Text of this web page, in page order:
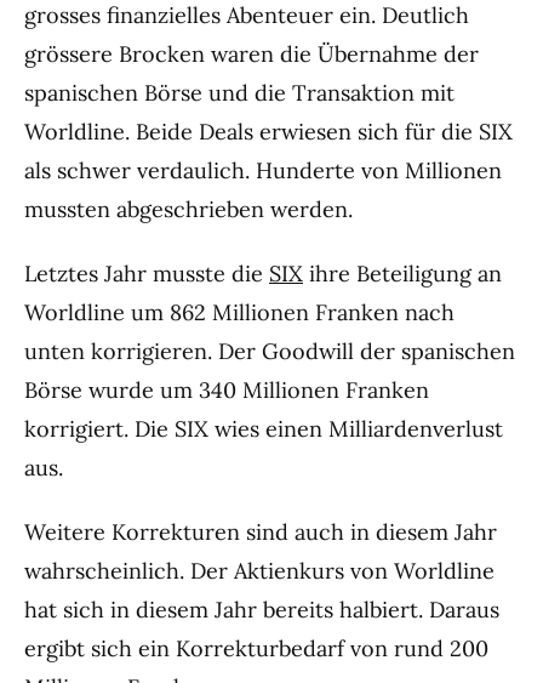
grosses finanzielles Abenteuer ein. Deutlich
grössere Brocken waren die Übernahme der
spanischen Börse und die Transaktion mit
Worldline. Beide Deals erwiesen sich für die SIX
als schwer verdaulich. Hunderte von Millionen
mussten abgeschrieben werden.
Letztes Jahr musste die SIX ihre Beteiligung an
Worldline um 862 Millionen Franken nach
unten korrigieren. Der Goodwill der spanischen
Börse wurde um 340 Millionen Franken
korrigiert. Die SIX wies einen Milliardenverlust
aus.
Weitere Korrekturen sind auch in diesem Jahr
wahrscheinlich. Der Aktienkurs von Worldline
hat sich in diesem Jahr bereits halbiert. Daraus
ergibt sich ein Korrekturbedarf von rund 200